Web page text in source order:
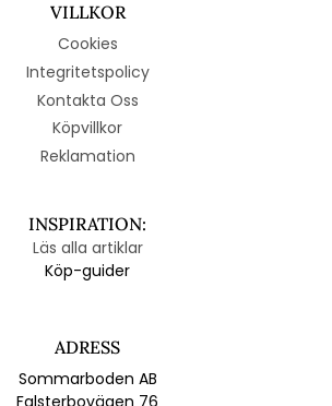
VILLKOR
Cookies
Integritetspolicy
Kontakta Oss
Köpvillkor
Reklamation
INSPIRATION:
Läs alla artiklar
Köp-guider
ADRESS
Sommarboden AB
Falsterbovägen 76